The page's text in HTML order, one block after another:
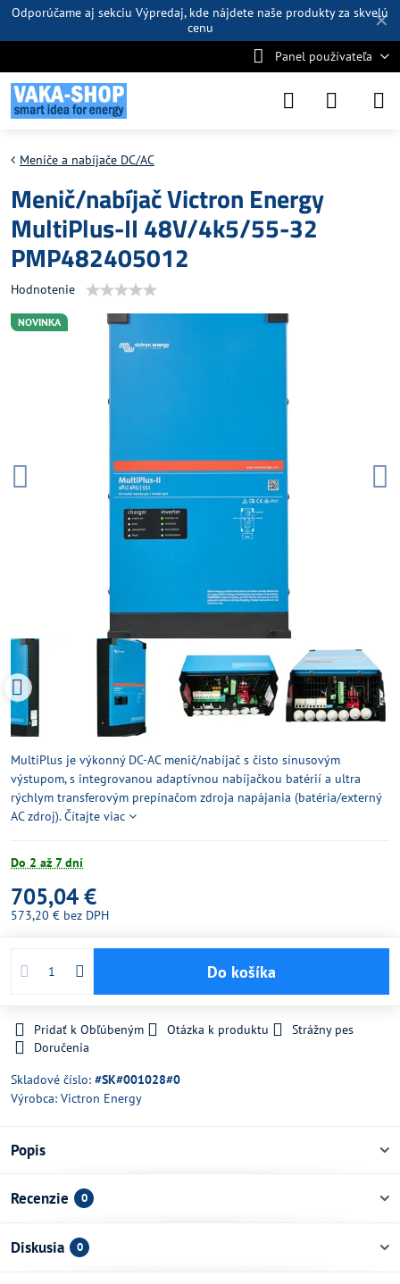
✕
Odporúčame aj sekciu Výpredaj, kde nájdete naše produkty za skvelú
cenu
Panel používateľa
NOVINKA
Meniče a nabíjače DC/AC
Menič/nabíjač Victron Energy
MultiPlus-II 48V/4k5/55-32
PMP482405012
Hodnotenie
MultiPlus je výkonný DC-AC menič/nabíjač s čisto sínusovým
výstupom, s integrovanou adaptívnou nabíjačkou batérií a ultra
rýchlym transferovým prepínačom zdroja napájania (batéria/externý
AC zdroj).Čítajte viac
Do 2 až 7 dní
705,04 €
573,20 € bez DPH
Do košíka
Pridať k Obľúbeným Otázka k produktu
Strážny pes
Doručenia
Skladové číslo: #SK#001028#0
Výrobca: Victron Energy
Popis
Recenzie 0
Diskusia 0